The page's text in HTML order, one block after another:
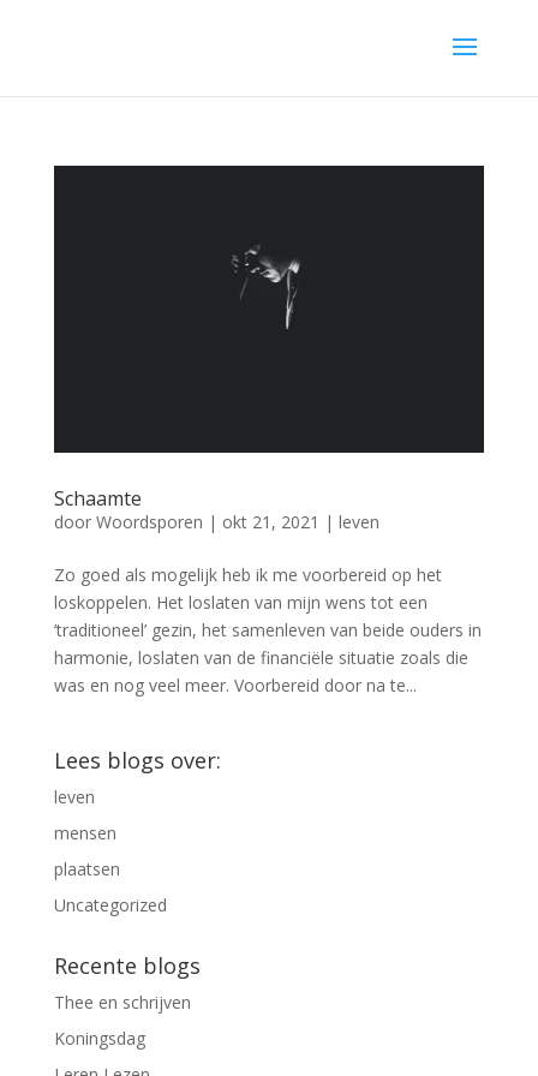
Schaamte
door Woordsporen | okt 21, 2021 | leven
Zo goed als mogelijk heb ik me voorbereid op het
loskoppelen. Het loslaten van mijn wens tot een
’traditioneel’ gezin, het samenleven van beide ouders in
harmonie, loslaten van de financiële situatie zoals die
was en nog veel meer. Voorbereid door na te...
Lees blogs over:
leven
mensen
plaatsen
Uncategorized
Recente blogs
Thee en schrijven
Koningsdag